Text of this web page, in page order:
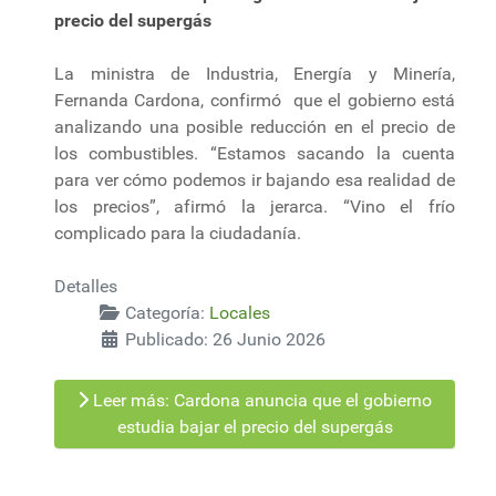
precio del supergás
La ministra de Industria, Energía y Minería,
Fernanda Cardona, confirmó que el gobierno está
analizando una posible reducción en el precio de
los combustibles. “Estamos sacando la cuenta
para ver cómo podemos ir bajando esa realidad de
los precios”, afirmó la jerarca. “Vino el frío
complicado para la ciudadanía.
Detalles
Categoría: Locales
Publicado: 26 Junio 2026
Leer más: Cardona anuncia que el gobierno
estudia bajar el precio del supergás